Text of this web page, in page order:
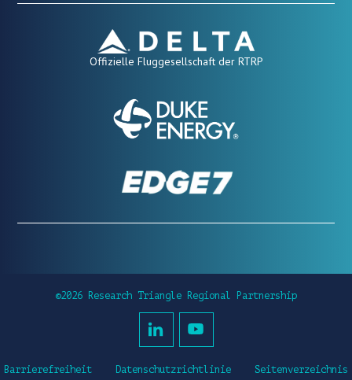
Offizielle Fluggesellschaft der RTRP
©2026 Research Triangle Regional Partnership
Barrierefreiheit Datenschutzrichtlinie Seitenverzeichnis